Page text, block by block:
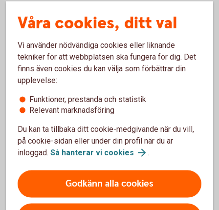
Se till att få tjänstepension eller att bli
kompenserad om du har ett jobb som inte ger
dig tjänstepension.
Det är fortfarande långt kvar till pensionen och
du kan ta risk i ditt pensionssparande och få
möjlighet till högre avkastning. Om du sparar i
Bildar man familj och den ena jobbar deltid och
tar större ansvar under småbarnsår bör man
kompensera varandra ekonomiskt för det.
Våra cookies, ditt val
Vi använder nödvändiga cookies eller liknande
tekniker för att webbplatsen ska fungera för dig. Det
finns även cookies du kan välja som förbättrar din
upplevelse:
Funktioner, prestanda och statistik
Relevant marknadsföring
Du kan ta tillbaka ditt cookie-medgivande när du vill,
på cookie-sidan eller under din profil när du är
inloggad. Så hanterar vi cookies .
Godkänn alla cookies